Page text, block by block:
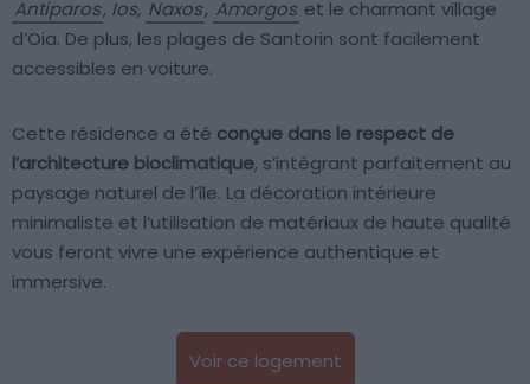
Antiparos, Ios, Naxos, Amorgos et le charmant village
d’Oia. De plus, les plages de Santorin sont facilement
accessibles en voiture.
Cette résidence a été conçue dans le respect de
l’architecture bioclimatique, s’intégrant parfaitement au
paysage naturel de l’île. La décoration intérieure
minimaliste et l’utilisation de matériaux de haute qualité
vous feront vivre une expérience authentique et
immersive.
Voir ce logement